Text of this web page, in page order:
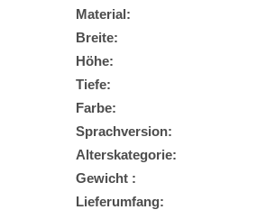
Material:
Breite:
Höhe:
Tiefe:
Farbe:
Sprachversion:
Alterskategorie:
Gewicht :
Lieferumfang: